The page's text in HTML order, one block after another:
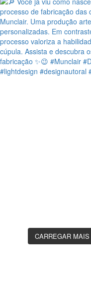
CARREGAR MAIS